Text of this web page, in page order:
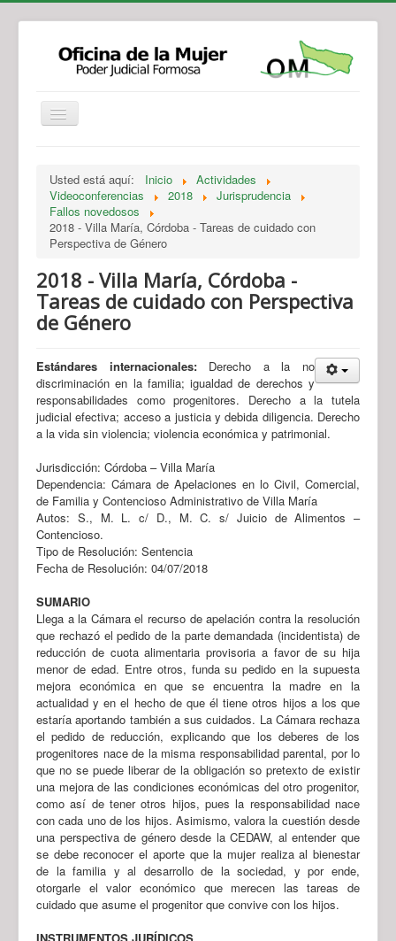
Legislación
Novedades
Recursos y Servicios de Atención
Usted está aquí: Inicio
Actividades
Videoconferencias
2018
Jurisprudencia
Fallos novedosos
2018 - Villa María, Córdoba - Tareas de cuidado con
Perspectiva de Género
2018 - Villa María, Córdoba -
Tareas de cuidado con Perspectiva
de Género
Estándares internacionales: Derecho a la no
discriminación en la familia; igualdad de derechos y
responsabilidades como progenitores. Derecho a la tutela
judicial efectiva; acceso a justicia y debida diligencia. Derecho
a la vida sin violencia; violencia económica y patrimonial.
Jurisdicción: Córdoba – Villa María
Dependencia: Cámara de Apelaciones en lo Civil, Comercial,
de Familia y Contencioso Administrativo de Villa María
Autos: S., M. L. c/ D., M. C. s/ Juicio de Alimentos –
Contencioso.
Tipo de Resolución: Sentencia
Fecha de Resolución: 04/07/2018
SUMARIO
Llega a la Cámara el recurso de apelación contra la resolución
que rechazó el pedido de la parte demandada (incidentista) de
reducción de cuota alimentaria provisoria a favor de su hija
menor de edad. Entre otros, funda su pedido en la supuesta
mejora económica en que se encuentra la madre en la
actualidad y en el hecho de que él tiene otros hijos a los que
estaría aportando también a sus cuidados. La Cámara rechaza
el pedido de reducción, explicando que los deberes de los
progenitores nace de la misma responsabilidad parental, por lo
que no se puede liberar de la obligación so pretexto de existir
una mejora de las condiciones económicas del otro progenitor,
como así de tener otros hijos, pues la responsabilidad nace
con cada uno de los hijos. Asimismo, valora la cuestión desde
una perspectiva de género desde la CEDAW, al entender que
se debe reconocer el aporte que la mujer realiza al bienestar
de la familia y al desarrollo de la sociedad, y por ende,
otorgarle el valor económico que merecen las tareas de
cuidado que asume el progenitor que convive con los hijos.
INSTRUMENTOS JURÍDICOS